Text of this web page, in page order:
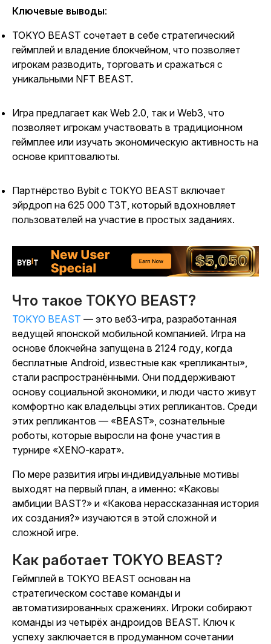
Ключевые выводы:
TOKYO BEAST сочетает в себе стратегический
геймплей и владение блокчейном, что позволяет
игрокам разводить, торговать и сражаться с
уникальными NFT BEAST.
Игра предлагает как Web 2.0, так и Web3, что
позволяет игрокам участвовать в традиционном
геймплее или изучать экономическую активность на
основе криптовалюты.
Партнёрство Bybit с TOKYO BEAST включает
эйрдроп на 625 000 ТЗТ, который вдохновляет
пользователей на участие в простых заданиях.
Что такое TOKYO BEAST?
TOKYO BEAST — это веб3-игра, разработанная
ведущей японской мобильной компанией. Игра на
основе блокчейна запущена в 2124 году, когда
бесплатные Android, известные как «репликанты»,
стали распространёнными. Они поддерживают
основу социальной экономики, и люди часто живут
комфортно как владельцы этих репликантов. Среди
этих репликантов — «BEAST», сознательные
роботы, которые выросли на фоне участия в
турнире «XENO-карат».
По мере развития игры индивидуальные мотивы
выходят на первый план, а именно: «Каковы
амбиции BAST?» и «Какова нерассказанная история
их создания?» изучаются в этой сложной и
сложной игре.
Как работает TOKYO BEAST?
Геймплей в TOKYO BEAST основан на
стратегическом составе команды и
автоматизированных сражениях. Игроки собирают
команды из четырёх андроидов BEAST. Ключ к
успеху заключается в продуманном сочетании